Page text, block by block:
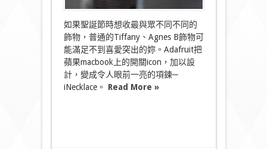
如果聖誕節時想收最與眾不同不同的
飾物，普通的Tiffany、Agnes B飾物可
能滿足不到喜愛突出的妳。Adafruit把
蘋果macbook上的開關icon，加以設
計，變成令人眼前一亮的項鍊─
iNecklace。 Read More »